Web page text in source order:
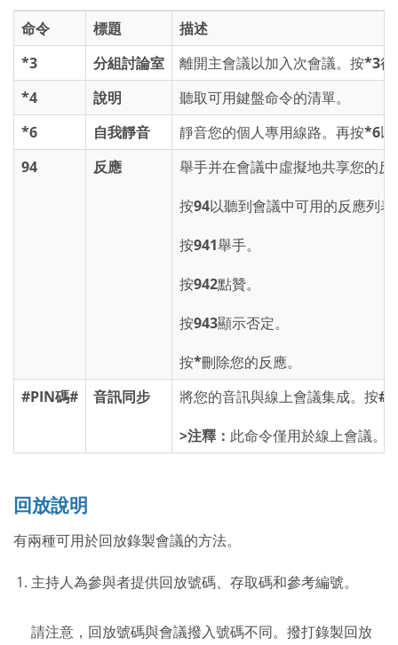
命令 標題
描述
*3
分組討論室 離開主會議以加入次會議。按*3後
*4
說明
聽取可用鍵盤命令的清單。
*6
自我靜音 靜音您的個人專用線路。再按*6
94
反應
舉手并在會議中虛擬地共享您的反
按94以聽到會議中可用的反應列表
按941舉手。
按942點贊。
按943顯示否定。
按*刪除您的反應。
#PIN碼#
音訊同步 將您的音訊與線上會議集成。按#
>注釋： 此命令僅用於線上會議。
回放說明
有兩種可用於回放錄製會議的方法。
主持人為參與者提供回放號碼、存取碼和參考編號。
請注意，回放號碼與會議撥入號碼不同。撥打錄製回放